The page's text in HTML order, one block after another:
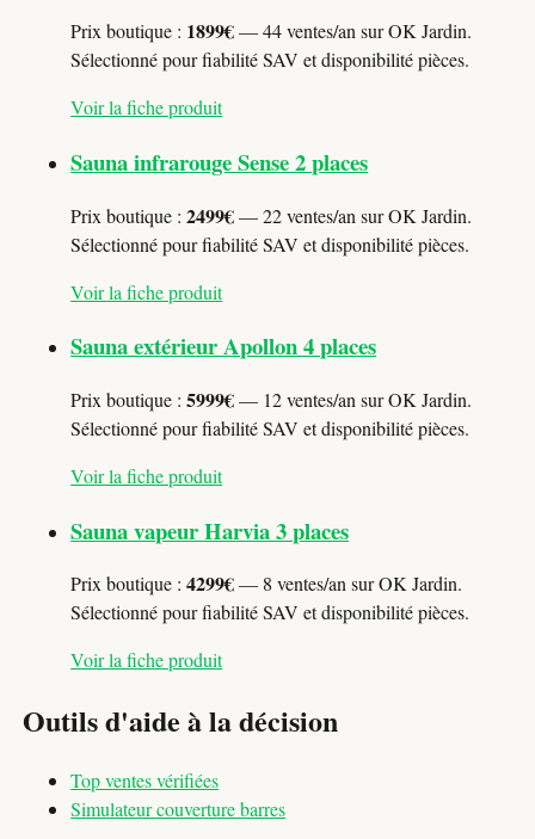
Prix boutique : 1899€— 44 ventes/an sur OK Jardin.
Sélectionné pour fiabilité SAV et disponibilité pièces.
Voir la fiche produit
Sauna infrarouge Sense 2 places
Prix boutique :2499€— 22 ventes/an sur OK Jardin.
Sélectionné pour fiabilité SAV et disponibilité pièces.
Voir la fiche produit
Sauna extérieur Apollon 4 places
Prix boutique :5999€— 12 ventes/an sur OK Jardin.
Sélectionné pour fiabilité SAV et disponibilité pièces.
Voir la fiche produit
Sauna vapeur Harvia 3 places
Prix boutique :4299€— 8 ventes/an sur OK Jardin.
Sélectionné pour fiabilité SAV et disponibilité pièces.
Voir la fiche produit
Outils d'aide à la décision
Top ventes vérifiées
Simulateur couverture barres